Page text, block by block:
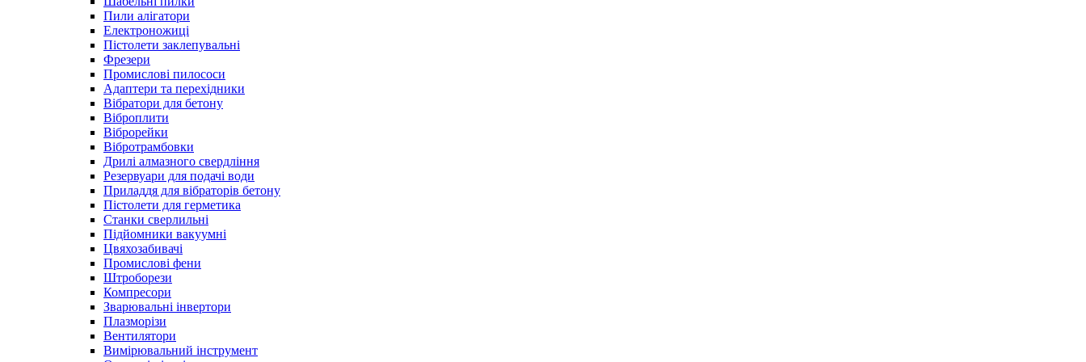
Пили алігатори
Електроножиці
Пістолети заклепувальні
Фрезери
Промислові пилососи
Адаптери та перехідники
Вібратори для бетону
Віброплити
Віброрейки
Вібротрамбовки
Дрилі алмазного свердління
Резервуари для подачі води
Приладдя для вібраторів бетону
Пістолети для герметика
Станки сверлильні
Підйомники вакуумні
Цвяхозабивачі
Промислові фени
Штроборези
Компресори
Зварювальні інвертори
Плазморізи
Вентилятори
Вимірювальний інструмент